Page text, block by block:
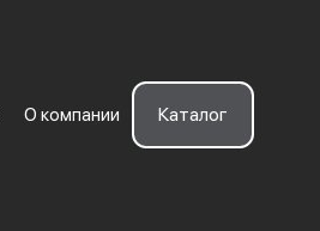
О компании Каталог